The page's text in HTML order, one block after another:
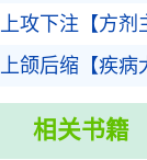
上攻下注【方剂
上颌后缩【疾病
相关书籍